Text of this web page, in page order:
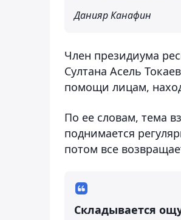
Данияр Канафин
Член президиума
Султана Асель
помощи лицам,
По ее словам, тема
поднимается
потом все
Складывается